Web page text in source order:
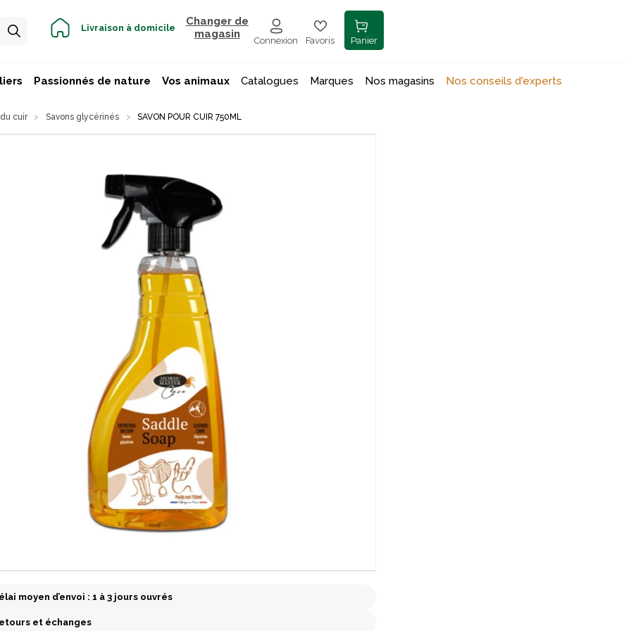
Livraison à domicile
Changer de
magasin
Connexion Favoris Panier
Passionnés de nature Vos animaux Catalogues Marques Nos magasins Nos conseils d'experts
cuir Savons glycérinés SAVON POUR CUIR 750ML
moyen d’envoi : 1 à 3 jours ouvrés
et échanges